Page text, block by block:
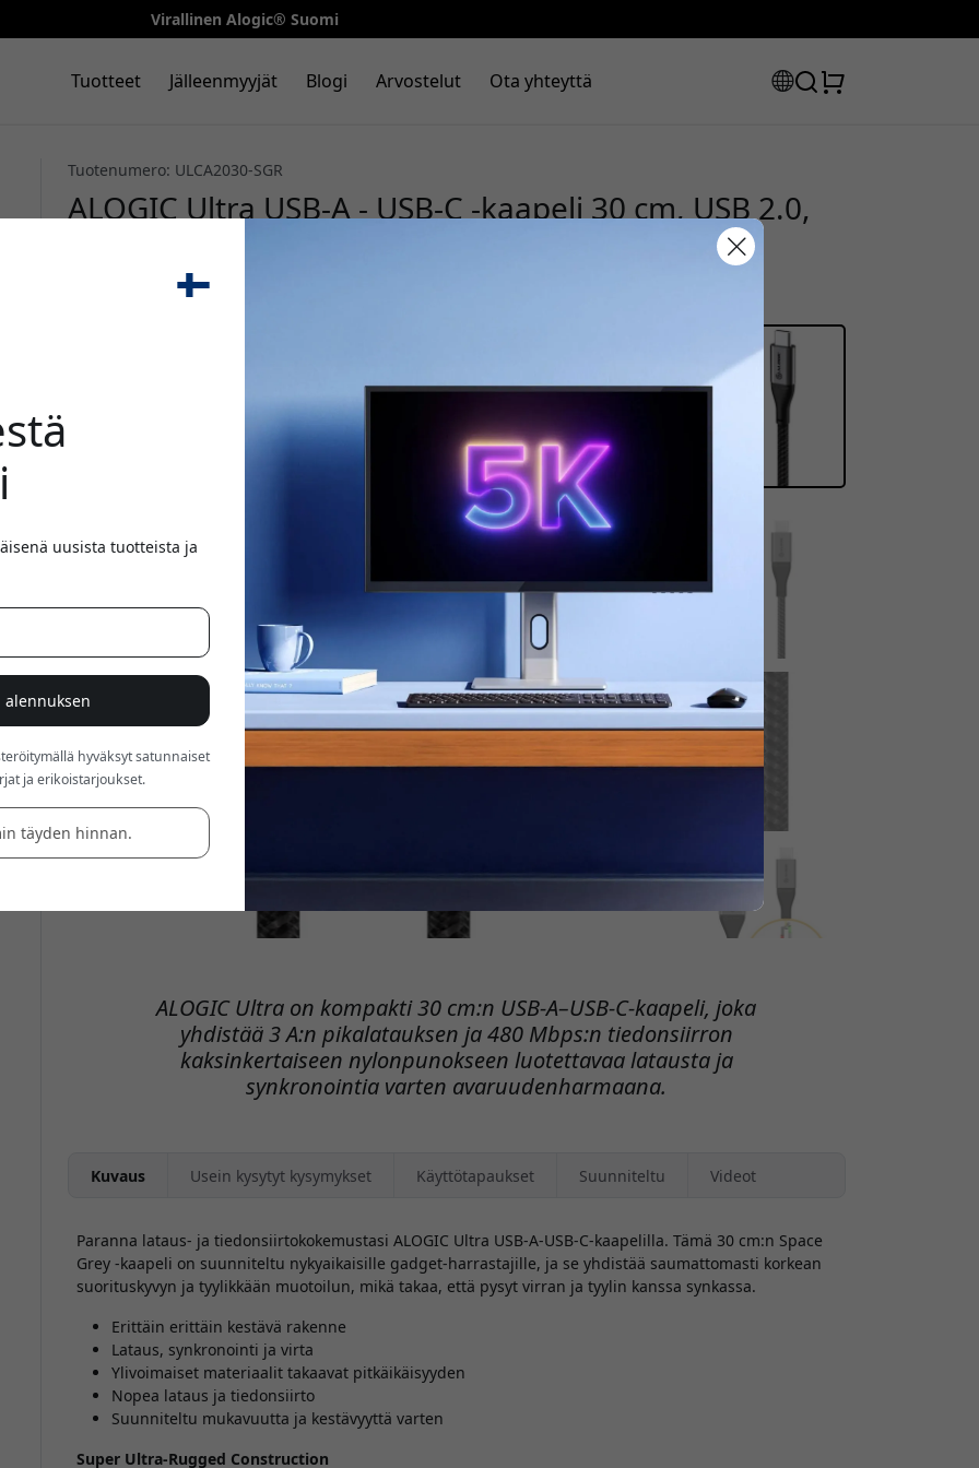
Virallinen Alogic® Suomi
Tuotteet Jälleenmyyjät Blogi Arvostelut Ota yhteyttä
Tuotenumero: ULCA2030-SGR
ALOGIC Ultra USB-A - USB-C -kaapeli 30 cm, USB 2.0,
3A ja 480 Mbps lataamiseen ja synkronointiin -
Avaruuden harmaa
ALOGIC Ultra on kompakti 30 cm:n USB-A–USB-C-kaapeli, joka
yhdistää 3 A:n pikalatauksen ja 480 Mbps:n tiedonsiirron
kaksinkertaiseen nylonpunokseen luotettavaa latausta ja
synkronointia varten avaruudenharmaana.
Kuvaus Usein kysytyt kysymykset Käyttötapaukset Suunniteltu Videot
Paranna lataus- ja tiedonsiirtokokemustasi ALOGIC Ultra USB-A-USB-C-kaapelilla. Tämä 30 cm:n Space
Grey -kaapeli on suunniteltu nykyaikaisille gadget-harrastajille, ja se yhdistää saumattomasti korkean
suorituskyvyn ja tyylikkään muotoilun, mikä takaa, että pysyt virran ja tyylin kanssa synkassa.
Erittäin erittäin kestävä rakenne
Lataus, synkronointi ja virta
Ylivoimaiset materiaalit takaavat pitkäikäisyyden
Nopea lataus ja tiedonsiirto
Suunniteltu mukavuutta ja kestävyyttä varten
Super Ultra-Rugged Construction
uusista tuotteista ja
alennuksen
hyväksyt satunnaiset
ja erikoistarjoukset.
täyden hinnan.
Käytä tätä koodia kassalla saadaksesi 8% alennuksen.